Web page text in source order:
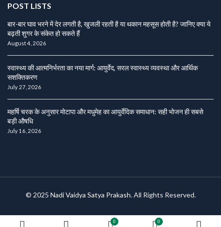
POST LISTS
बार-बार घाव भरने में देर लगती है, खुजली रहती है या थकान महसूस होती है? जानिए क्या ये
बढ़ती शुगर के संकेत हो सकते हैं
August 4, 2026
स्वास्थ्य की आत्मनिर्भरता का नया मार्ग: आयुर्वेद, सरल स्वास्थ्य व्यवस्था और आर्थिक
सशक्तिकरण
July 27, 2026
महर्षि चरक के अनुसार मोटापा और मधुमेह का आयुर्वेदिक समाधान: सही भोजन ही सबसे
बड़ी औषधि
July 16, 2026
© 2025 Nadi Vaidya Satya Prakash. All Rights Reserved.
0 0